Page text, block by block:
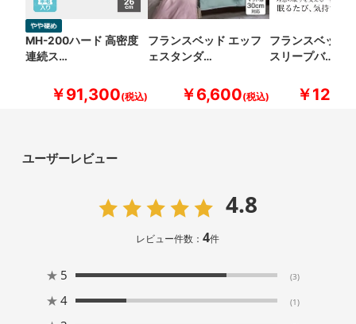
MH-200ハード 高密度
連続ス…
￥91,300
フランスベッド エッフ
ェスタンダ…
￥6,600
フランスベッド
スリープバ…
￥
ユーザーレビュー
4.8
レビュー件数：4件
★ 5 (3)
★ 4 (1)